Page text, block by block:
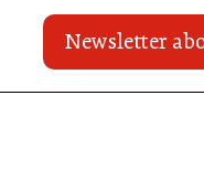
Newsletter